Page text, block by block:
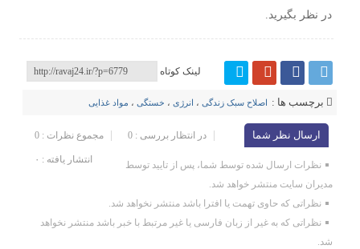
در نظر بگیرید.
لینک کوتاه
برچسب ها : اصلاح سبک زندگی ، انرژی ، خستگی ، مواد غذایی‌
ارسال نظر شما مجموع نظرات : 0 در انتظار بررسی : 0
انتشار یافته : ۰
نظرات ارسال شده توسط شما، پس از تایید توسط
مدیران سایت منتشر خواهد شد.
نظراتی که حاوی تهمت یا افترا باشد منتشر نخواهد شد.
نظراتی که به غیر از زبان فارسی یا غیر مرتبط با خبر باشد منتشر نخواهد
شد.